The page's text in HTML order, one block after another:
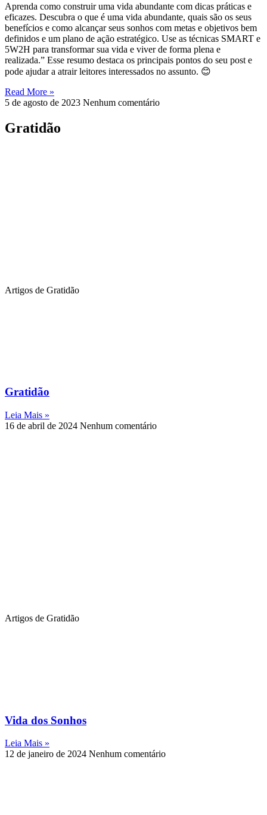
Aprenda como construir uma vida abundante com dicas práticas e
eficazes. Descubra o que é uma vida abundante, quais são os seus
benefícios e como alcançar seus sonhos com metas e objetivos bem
definidos e um plano de ação estratégico. Use as técnicas SMART e
5W2H para transformar sua vida e viver de forma plena e
realizada.” Esse resumo destaca os principais pontos do seu post e
pode ajudar a atrair leitores interessados no assunto. 😊
Read More »
5 de agosto de 2023 Nenhum comentário
Gratidão
Artigos de Gratidão
Gratidão
Leia Mais »
16 de abril de 2024 Nenhum comentário
Artigos de Gratidão
Vida dos Sonhos
Leia Mais »
12 de janeiro de 2024 Nenhum comentário